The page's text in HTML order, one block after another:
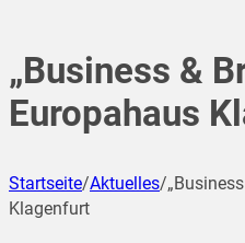
„Business &
Europahaus
Startseite/Aktuelles/
Klagenfurt